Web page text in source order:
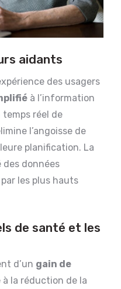
aidants
des usagers
à l’information
temps réel de
l’angoisse de
planification. La
données
les plus hauts
de santé et les
d’un gain de
à la réduction de la